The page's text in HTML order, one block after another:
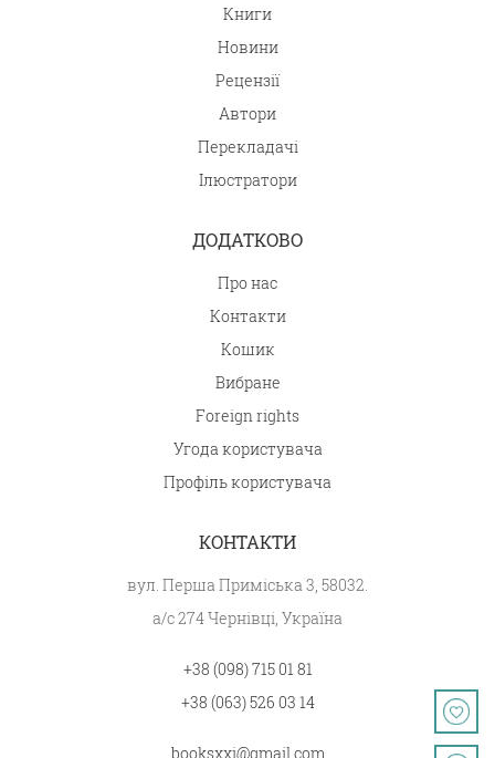
Книги
Новини
Рецензії
Автори
Перекладачі
Ілюстратори
ДОДАТКОВО
Про нас
Контакти
Кошик
Вибране
Foreign rights
Угода користувача
Профіль користувача
КОНТАКТИ
вул. Перша Приміська 3, 58032.
а/с 274 Чернівці, Україна
+38 (098) 715 01 81
+38 (063) 526 03 14
booksxxi@gmail.com